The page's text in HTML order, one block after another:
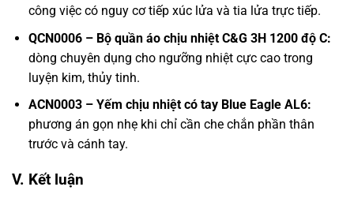
công việc có nguy cơ tiếp xúc lửa và tia lửa trực tiếp.
QCN0006 – Bộ quần áo chịu nhiệt C&G 3H 1200 độ C:
dòng chuyên dụng cho ngưỡng nhiệt cực cao trong
luyện kim, thủy tinh.
ACN0003 – Yếm chịu nhiệt có tay Blue Eagle AL6:
phương án gọn nhẹ khi chỉ cần che chắn phần thân
trước và cánh tay.
V. Kết luận